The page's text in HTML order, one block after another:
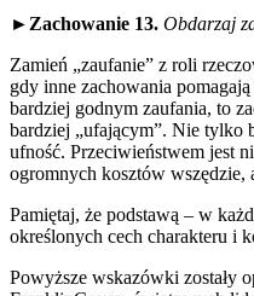
► Zachowanie 13. Obdarzaj
Zamień „zaufanie” z roli
gdy inne zachowania
bardziej godnym zaufania, to
bardziej „ufającym”. Nie tylko
ufność. Przeciwieństwem jest
ogromnych kosztów wszędzie,
Pamiętaj, że podstawą – w
określonych cech charakteru i
Powyższe wskazówki zostały